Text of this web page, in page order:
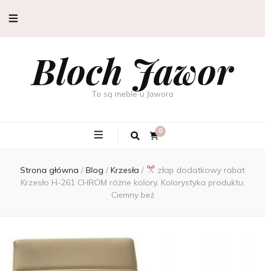
Bloch Jawor
To są meble u Jawora
0
Strona główna / Blog / Krzesła /
złap dodatkowy rabat
Krzesło H-261 CHROM różne kolory, Kolorystyka produktu:
Ciemny beż